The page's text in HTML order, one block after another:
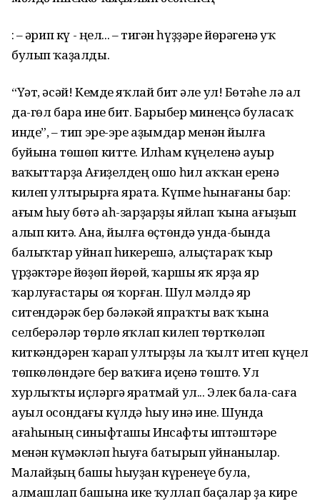
: – Ғәрип кү - ңел... – тигән һүҙҙәре йөрәгенә уҡ
булып ҡаҙалды.
“Үәт, әсәй! Кемде яҡлай бит әле ул! Бөтәһе лә ал
да-гөл бара ине бит. Барыбер минеңсә буласаҡ
инде”, – тип эре-эре аҙымдар менән йылға
буйына төшөп китте. Илһам күңеленә ауыр
ваҡыттарҙа Ағиҙелдең ошо һил аҡҡан еренә
килеп ултырырға ярата. Күпме һынағаны бар:
ағым һыу бөтә аһ-зарҙарҙы яйлап ҡына ағыҙып
алып китә. Ана, йылға өҫтөндә унда-бында
балыҡтар уйнап һикерешә, алыҫтараҡ ҡыр
үрҙәктәре йөҙөп йөрөй, ҡаршы яҡ ярҙа яр
ҡарлуғастары оя ҡорған. Шул мәлдә яр
ситендәрәк бер бәләкәй япраҡты ваҡ ҡына
селберәләр төрлө яҡлап килеп төрткөләп
киткәндәрен ҡарап ултырҙы ла ҡылт итеп күңел
төпкөлөндәге бер ваҡиға иҫенә төштө. Ул
хурлыҡты иҫләргә яратмай ул... Элек бала-саға
ауыл осондағы күлдә һыу инә ине. Шунда
ағаһының синыфташы Инсафты иптәштәре
менән күмәкләп һыуға батырып уйнанылар.
Малайҙың башы һыуҙан күренеүе була,
алмашлап башына ике ҡуллап баҫалар ҙа кире